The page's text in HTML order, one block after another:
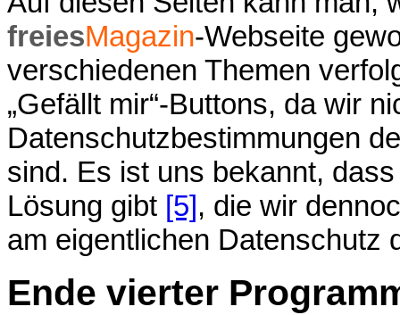
freiesMagazin-Webseite
verschiedenen Themen
„Gefällt mir“-Buttons, da wir
Datenschutzbestimmungen
sind. Es ist uns bekannt,
Lösung gibt [5], die wir
am eigentlichen Datenschutz
Ende vierter